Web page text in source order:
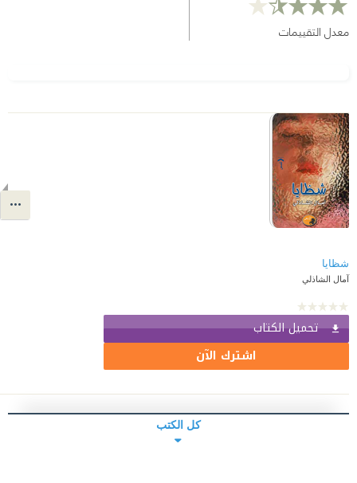
معدل التقييمات
شظايا
آمال الشاذلي
تحميل الكتاب
اشترك الآن
كل الكتب